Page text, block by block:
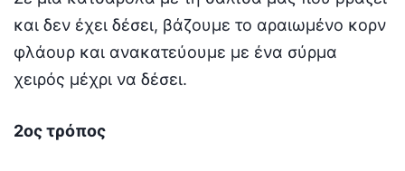
και δεν έχει δέσει, βάζουμε το αραιωμένο κορν
φλάουρ και ανακατεύουμε με ένα σύρμα
χειρός μέχρι να δέσει.
2ος τρόπος